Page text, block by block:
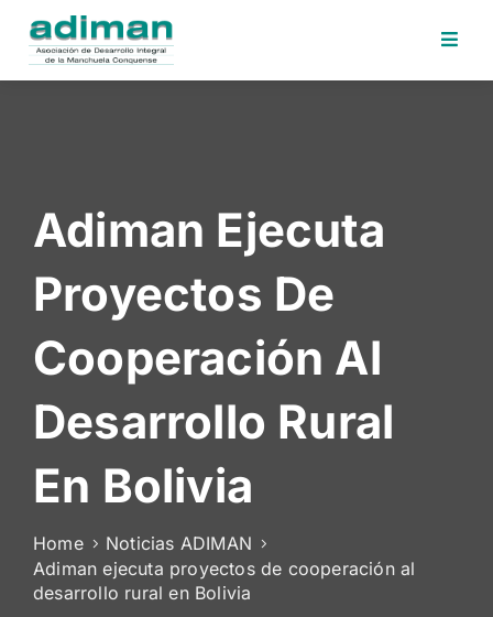
Desafios
Electrónica
Contratante
Noticias
Contacto
Area
Adiman Ejecuta
Proyectos De
Cooperación Al
Desarrollo Rural
En Bolivia
Home
Noticias ADIMAN
Adiman ejecuta proyectos de cooperación al
desarrollo rural en Bolivia